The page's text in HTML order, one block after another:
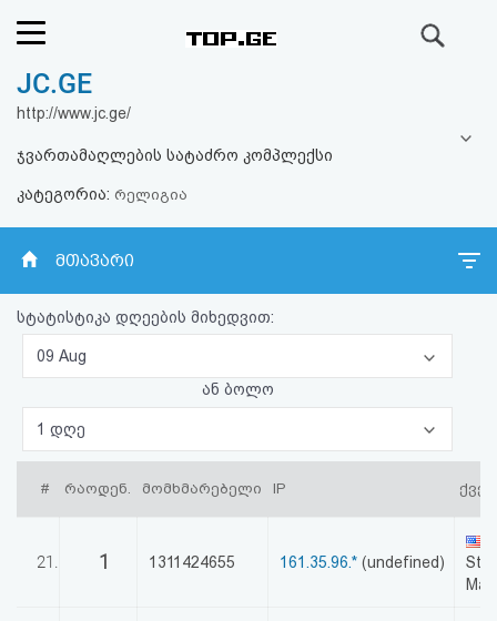
რეიტინგი
ფოსტა
კითხვა-
პასუხი
ავტორიზაცია
რეგისტრაცია
აღდგენა
HTML
JC.GE
http://www.jc.ge/
ჯვართამაღლების სატაძრო კომპლექსი
კატეგორია: რელიგია
მთავარი
სტატისტიკა დღეების მიხედვით:
09 Aug
ან ბოლო
1 დღე
# რაოდენ. მომხმარებელი IP
21. 1 1311424655 161.35.96.* (undefined)